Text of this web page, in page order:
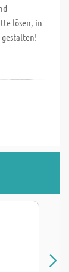
lösen, in